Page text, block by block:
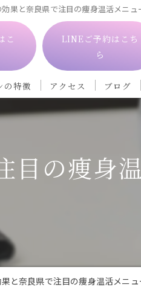
果と奈良県で注目の痩身温活メニュ
こ
LINEご予約はこち
ら
の特徴
ト
アクセス ブログ
目の痩身
と奈良県で注目の痩身温活メニ